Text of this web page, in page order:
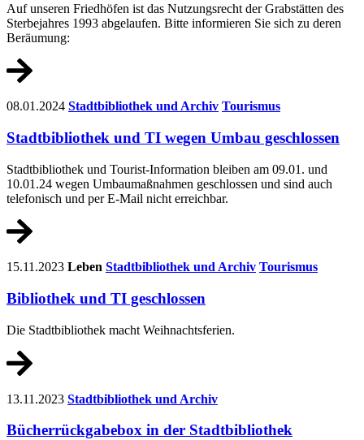
Auf unseren Friedhöfen ist das Nutzungsrecht der Grabstätten des
Sterbejahres 1993 abgelaufen. Bitte informieren Sie sich zu deren
Beräumung:
08.01.2024 Stadtbibliothek und Archiv Tourismus
Stadtbibliothek und TI wegen Umbau geschlossen
Stadtbibliothek und Tourist-Information bleiben am 09.01. und
10.01.24 wegen Umbaumaßnahmen geschlossen und sind auch
telefonisch und per E-Mail nicht erreichbar.
15.11.2023 Leben Stadtbibliothek und Archiv Tourismus
Bibliothek und TI geschlossen
Die Stadtbibliothek macht Weihnachtsferien.
13.11.2023 Stadtbibliothek und Archiv
Bücherrückgabebox in der Stadtbibliothek